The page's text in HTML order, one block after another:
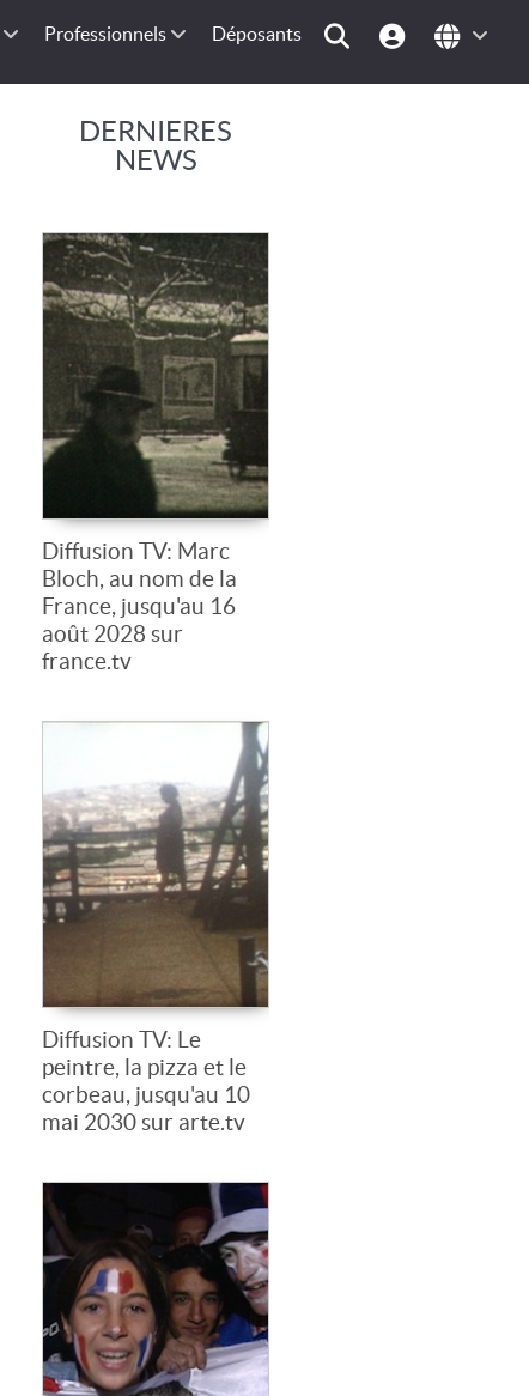
Professionnels Déposants
DERNIERES
NEWS
Diffusion TV: Marc
Bloch, au nom de la
France, jusqu'au 16
août 2028 sur
france.tv
Diffusion TV: Le
peintre, la pizza et le
corbeau, jusqu'au 10
mai 2030 sur arte.tv